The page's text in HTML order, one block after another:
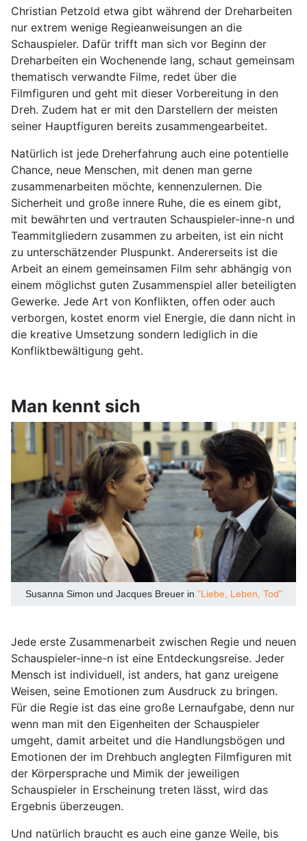
Christian Petzold etwa gibt während der Dreharbeiten
nur extrem wenige Regieanweisungen an die
Schauspieler. Dafür trifft man sich vor Beginn der
Dreharbeiten ein Wochenende lang, schaut gemeinsam
thematisch verwandte Filme, redet über die
Filmfiguren und geht mit dieser Vorbereitung in den
Dreh. Zudem hat er mit den Darstellern der meisten
seiner Hauptfiguren bereits zusammengearbeitet.
Natürlich ist jede Dreherfahrung auch eine potentielle
Chance, neue Menschen, mit denen man gerne
zusammenarbeiten möchte, kennenzulernen. Die
Sicherheit und große innere Ruhe, die es einem gibt,
mit bewährten und vertrauten Schauspieler-inne-n und
Teammitgliedern zusammen zu arbeiten, ist ein nicht
zu unterschätzender Pluspunkt. Andererseits ist die
Arbeit an einem gemeinsamen Film sehr abhängig von
einem möglichst guten Zusammenspiel aller beteiligten
Gewerke. Jede Art von Konflikten, offen oder auch
verborgen, kostet enorm viel Energie, die dann nicht in
die kreative Umsetzung sondern lediglich in die
Konfliktbewältigung geht.
Man kennt sich
Susanna Simon und Jacques Breuer in "Liebe, Leben, Tod"
Jede erste Zusammenarbeit zwischen Regie und neuen
Schauspieler-inne-n ist eine Entdeckungsreise. Jeder
Mensch ist individuell, ist anders, hat ganz ureigene
Weisen, seine Emotionen zum Ausdruck zu bringen.
Für die Regie ist das eine große Lernaufgabe, denn nur
wenn man mit den Eigenheiten der Schauspieler
umgeht, damit arbeitet und die Handlungsbögen und
Emotionen der im Drehbuch anglegten Filmfiguren mit
der Körpersprache und Mimik der jeweiligen
Schauspieler in Erscheinung treten lässt, wird das
Ergebnis überzeugen.
Und natürlich braucht es auch eine ganze Weile, bis